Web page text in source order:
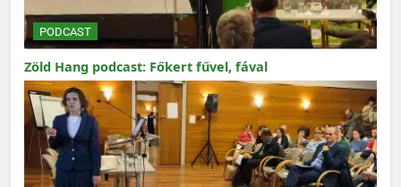
PODCAST
Zöld Hang podcast: Főkert fűvel, fával